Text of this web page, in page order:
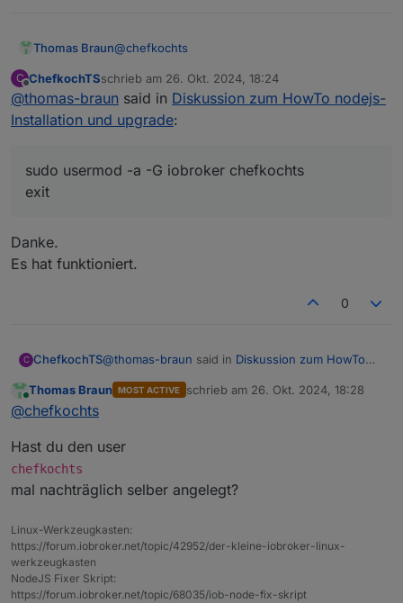
Thomas Braun@chefkochts
Logisch, der user 'chefkochts' ist nicht in der
Gruppe 'iobroker' drin.
sudo usermod -a -G iobroker chefkochts
C
Offline
ChefkochTSschrieb am 26. Okt. 2024, 18:24
zuletzt editiert von
@thomas-braun said in Diskussion zum HowTo nodejs-
Installation und upgrade:
sudo usermod -a -G iobroker chefkochts
exit
Danke.
Es hat funktioniert.
0
C ChefkochTS@thomas-braun said in Diskussion zum HowTo
Online
Thomas Braun MOST ACTIVE schrieb am 26. Okt. 2024, 18:28
zuletzt editiert von
@chefkochts
Hast du den user
chefkochts
mal nachträglich selber angelegt?
Linux-Werkzeugkasten:
https://forum.iobroker.net/topic/42952/der-kleine-iobroker-linux-
werkzeugkasten
NodeJS Fixer Skript:
https://forum.iobroker.net/topic/68035/iob-node-fix-skript